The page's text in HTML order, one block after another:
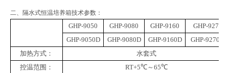
二、隔水式恒温培养箱技术参数：
GHP-9050 GHP-9080 GHP-9160
GHP-9270
GHP-9050D
GHP-9080D GHP-9160D
GHP-9270D
加热方式：
水套式
控温范围：
RT+5℃～ 65℃